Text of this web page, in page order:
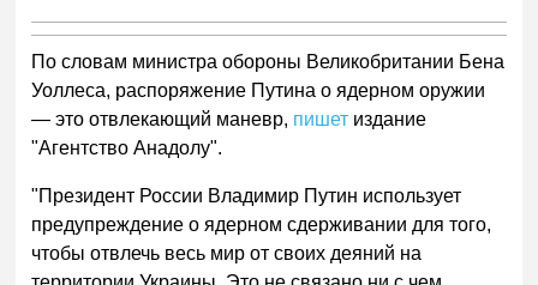
По словам министра обороны Великобритании Бена
Уоллеса, распоряжение Путина о ядерном оружии
— это отвлекающий маневр, пишет издание
"Агентство Анадолу".
"Президент России Владимир Путин использует
предупреждение о ядерном сдерживании для того,
чтобы отвлечь весь мир от своих деяний на